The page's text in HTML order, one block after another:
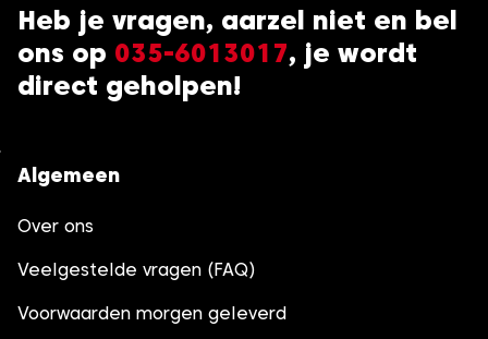
Heb je vragen, aarzel niet en bel
ons op 035-6013017, je wordt
direct geholpen!
Algemeen
Over ons
Veelgestelde vragen (FAQ)
Voorwaarden morgen geleverd